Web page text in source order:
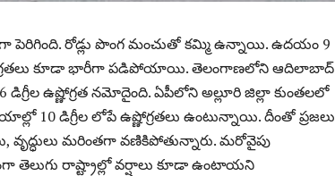
పెరిగింది. రోడ్లు పొంగ మంచుతో కమ్మి ఉన్నాయి. ఉదయం 9
కూడా భారీగా పడిపోయాయి. తెలంగాణలోని ఆదిలాబాద్
ఉష్ణోగ్రత నమోదైంది. ఏపీలోని అల్లూరి జిల్లా కుంతలలో
10 డిగ్రీల లోపే ఉష్ణోగ్రతలు ఉంటున్నాయి. దీంతో ప్రజలు
వృద్ధులు మరింతగా వణికిపోతున్నారు. మరోవైపు
రాష్ట్రాల్లో వర్షాలు కూడా ఉంటాయని